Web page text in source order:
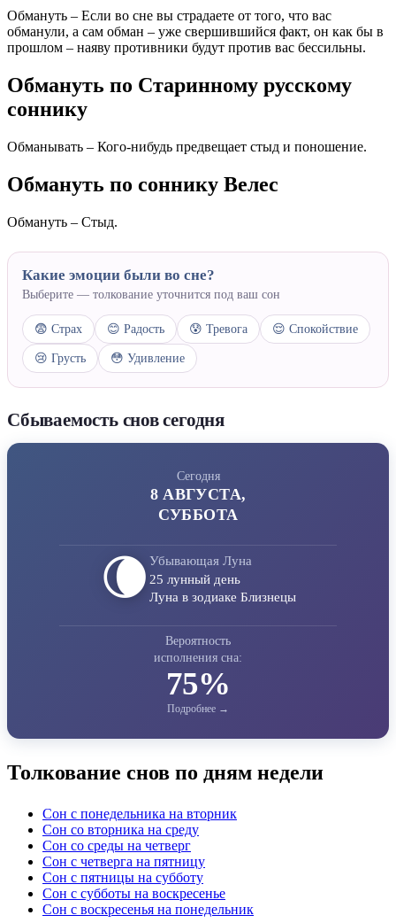
Обмануть – Если во сне вы страдаете от того, что вас
обманули, а сам обман – уже свершившийся факт, он как бы в
прошлом – наяву противники будут против вас бессильны.
Обмануть по Старинному русскому
соннику
Обманывать – Кого-нибудь предвещает стыд и поношение.
Обмануть по соннику Велес
Обмануть – Стыд.
Какие эмоции были во сне?
Выберите — толкование уточнится под ваш сон
😨 Страх 😊 Радость 😰 Тревога 😌 Спокойствие
😢 Грусть 😳 Удивление
Сбываемость снов сегодня
Сегодня
8 АВГУСТА,
СУББОТА
🌘 Убывающая Луна
25 лунный день
Луна в зодиаке Близнецы
Вероятность
исполнения сна:
75%
Толкование снов по дням недели
Сон с понедельника на вторник
Сон со вторника на среду
Сон со среды на четверг
Сон с четверга на пятницу
Сон с пятницы на субботу
Сон с субботы на воскресенье
Сон с воскресенья на понедельник